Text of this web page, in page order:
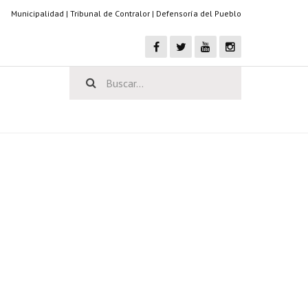
Municipalidad | Tribunal de Contralor | Defensoría del Pueblo